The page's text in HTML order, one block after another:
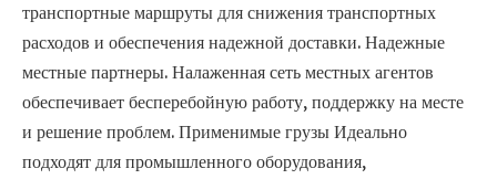
транспортные маршруты для снижения транспортных
расходов и обеспечения надежной доставки. Надежные
местные партнеры. Налаженная сеть местных агентов
обеспечивает бесперебойную работу, поддержку на месте
и решение проблем. Применимые грузы Идеально
подходят для промышленного оборудования,